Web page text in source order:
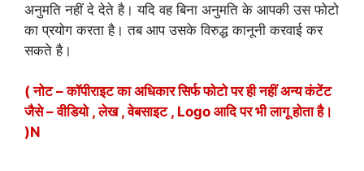
अनुमति नहीं दे देते है। यदि वह बिना अनुमति के आपकी उस फोटो
का प्रयोग करता है। तब आप उसके विरुद्ध कानूनी करवाई कर
सकते है।
( नोट – कॉपीराइट का अधिकार सिर्फ फोटो पर ही नहीं अन्य कंटेंट
जैसे – वीडियो , लेख , वेबसाइट , Logo आदि पर भी लागू होता है।
)N